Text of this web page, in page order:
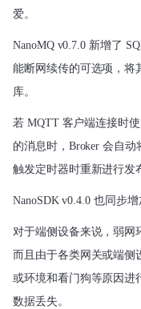
爱。
NanoMQ v0.7.0 新增了
能断网续传的可选项 ，
库。
若 MQTT 客户端连接时
的消息时，Broker 会自
触发定时器时重新进行发
NanoSDK v0.4.0 也同步增
对于端侧设备来说，弱网
而且由于各类网关或端侧
或环境和看门狗等原因进
数据丢失。